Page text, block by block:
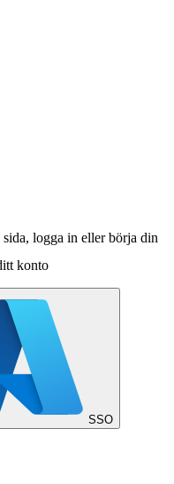
logga in eller börja din
konto
SSO